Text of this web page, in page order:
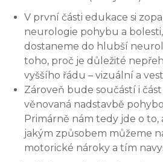
V první části edukace si
neurologie pohybu a
dostaneme do hlubší
toho, proč je důležité
vyššího řádu – vizuální a
Zároveň bude součástí i
věnovaná nadstavbě
Primárně nám tedy jde o to,
jakým způsobem můžeme
motorické nároky a tím